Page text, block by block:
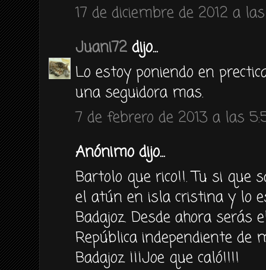
17 de diciembre de 2012 a
Juani72 dijo...
Lo estoy poniendo en
una seguidora mas.
7 de febrero de 2013 a las
Anónimo dijo...
Bartolo que rico!!. Tu si que
el atún en isla cristina y lo
Badajoz. Desde ahora serás
República independiente de
Badajoz ¡¡¡Joe que caló!!!!